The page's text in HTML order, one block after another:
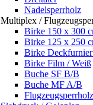
Nadelsperrholz
Multiplex /
Birke 150 x 300
Birke 125 x 250
Birke
Birke Film / Weiß
Buche SF B/B
Buche MF A/B
Flugzeugsperrholz